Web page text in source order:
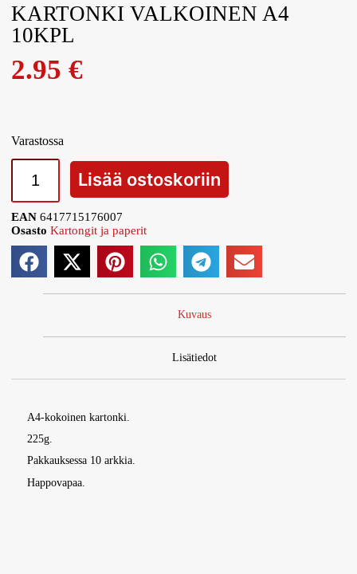
KARTONKI VALKOINEN A4
10KPL
2.95€
Varastossa
Lisää ostoskoriin
EAN6417715176007
Osasto Kartongit ja paperit
Kuvaus
Lisätiedot
A4-kokoinen kartonki.
225g.
Pakkauksessa 10 arkkia.
Happovapaa.